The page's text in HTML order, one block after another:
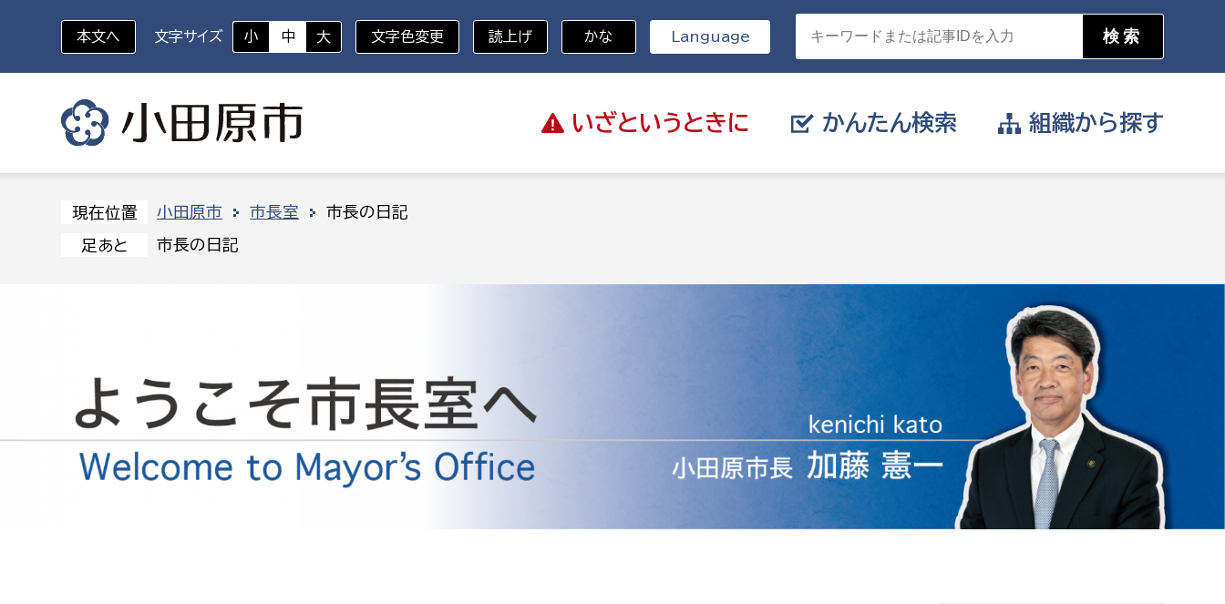
いざと いうときに
いざというときに
防災・ハザードマップ 避難場所 消防
かんたん検索
対象者を選択
小・中学生
高校生・大学生など
若者
防災・安全
福祉・健康
環境・エネルギー
届け出や申請をしたい
証明書がほしい
相談をしたい
支払いをしたい
働きたい
組織から探す
組織から探す
部に属さない室
デジタル推進課
市民税課
本文へ 文字サイズ 小 中 大 文字色変更 読上げ かな Language
現在位置 小田原市 市長室 市長の日記
足あと 市長の日記